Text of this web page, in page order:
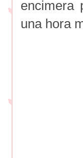
encimera
una hora